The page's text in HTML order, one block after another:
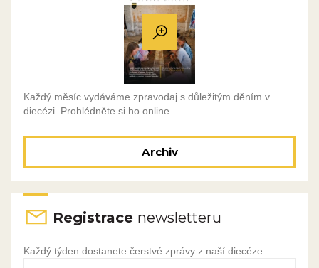
Každý měsíc vydáváme zpravodaj s důležitým děním v
diecézi. Prohlédněte si ho online.
Archiv
Registrace newsletteru
Každý týden dostanete čerstvé zprávy z naší diecéze.